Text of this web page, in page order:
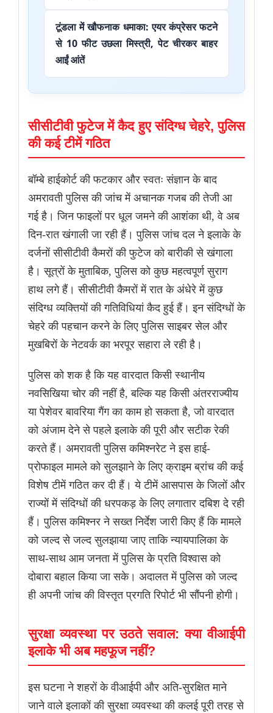
टूंडला में खौफनाक धमाका: एयर कंप्रेसर फटने
से 10 फीट उछला मिस्त्री, पेट चीरकर बाहर
आईं आंतें
सीसीटीवी फुटेज में कैद हुए संदिग्ध चेहरे, पुलिस
की कई टीमें गठित
बॉम्बे हाईकोर्ट की फटकार और स्वतः संज्ञान के बाद
अमरावती पुलिस की जांच में अचानक गजब की तेजी आ
गई है। जिन फाइलों पर धूल जमने की आशंका थी, वे अब
दिन-रात खंगाली जा रही हैं। पुलिस जांच दल ने इलाके के
दर्जनों सीसीटीवी कैमरों की फुटेज को बारीकी से खंगाला
है। सूत्रों के मुताबिक, पुलिस को कुछ महत्वपूर्ण सुराग
हाथ लगे हैं। सीसीटीवी कैमरों में रात के अंधेरे में कुछ
संदिग्ध व्यक्तियों की गतिविधियां कैद हुई हैं। इन संदिग्धों के
चेहरे की पहचान करने के लिए पुलिस साइबर सेल और
मुखबिरों के नेटवर्क का भरपूर सहारा ले रही है।
पुलिस को शक है कि यह वारदात किसी स्थानीय
नवसिखिया चोर की नहीं है, बल्कि यह किसी अंतरराज्यीय
या पेशेवर बावरिया गैंग का काम हो सकता है, जो वारदात
को अंजाम देने से पहले इलाके की पूरी और सटीक रेकी
करते हैं। अमरावती पुलिस कमिश्नरेट ने इस हाई-
प्रोफाइल मामले को सुलझाने के लिए क्राइम ब्रांच की कई
विशेष टीमें गठित कर दी हैं। ये टीमें आसपास के जिलों और
राज्यों में संदिग्धों की धरपकड़ के लिए लगातार दबिश दे रही
हैं। पुलिस कमिश्नर ने सख्त निर्देश जारी किए हैं कि मामले
को जल्द से जल्द सुलझाया जाए ताकि न्यायपालिका के
साथ-साथ आम जनता में पुलिस के प्रति विश्वास को
दोबारा बहाल किया जा सके। अदालत में पुलिस को जल्द
ही अपनी जांच की विस्तृत प्रगति रिपोर्ट भी सौंपनी होगी।
सुरक्षा व्यवस्था पर उठते सवाल: क्या वीआईपी
इलाके भी अब महफूज नहीं?
इस घटना ने शहरों के वीआईपी और अति-सुरक्षित माने
जाने वाले इलाकों की सुरक्षा व्यवस्था की कलई पूरी तरह से